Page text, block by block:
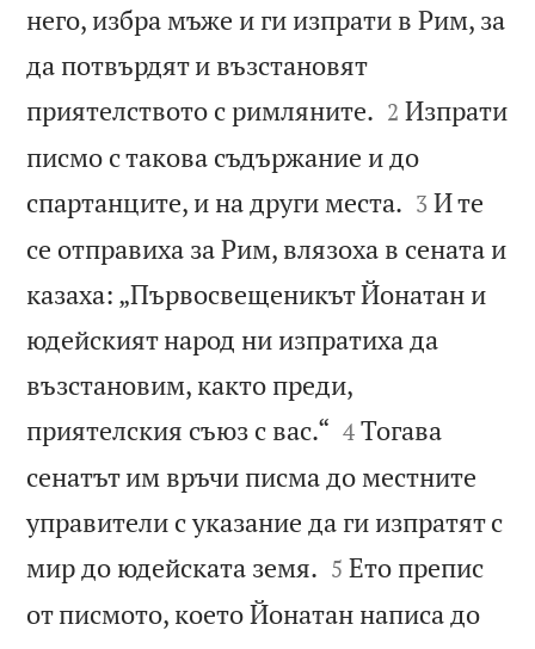
него, избра мъже и ги изпрати в Рим, за
да потвърдят и възстановят
приятелството с римляните. 

2 Изпрати
писмо с такова съдържание и до
спартанците, и на други места. 

3 И те
се отправиха за Рим, влязоха в сената и
казаха: „Първосвещеникът Йонатан и
юдейският народ ни изпратиха да
възстановим, както преди,
приятелския съюз с вас.“ 

4 Тогава
сенатът им връчи писма до местните
управители с указание да ги изпратят с
мир до юдейската земя. 

5 Ето препис
от писмото, което Йонатан написа до